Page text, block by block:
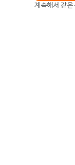
계속해서 같은